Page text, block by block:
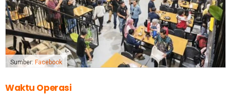
Sumber: Facebook
Waktu Operasi